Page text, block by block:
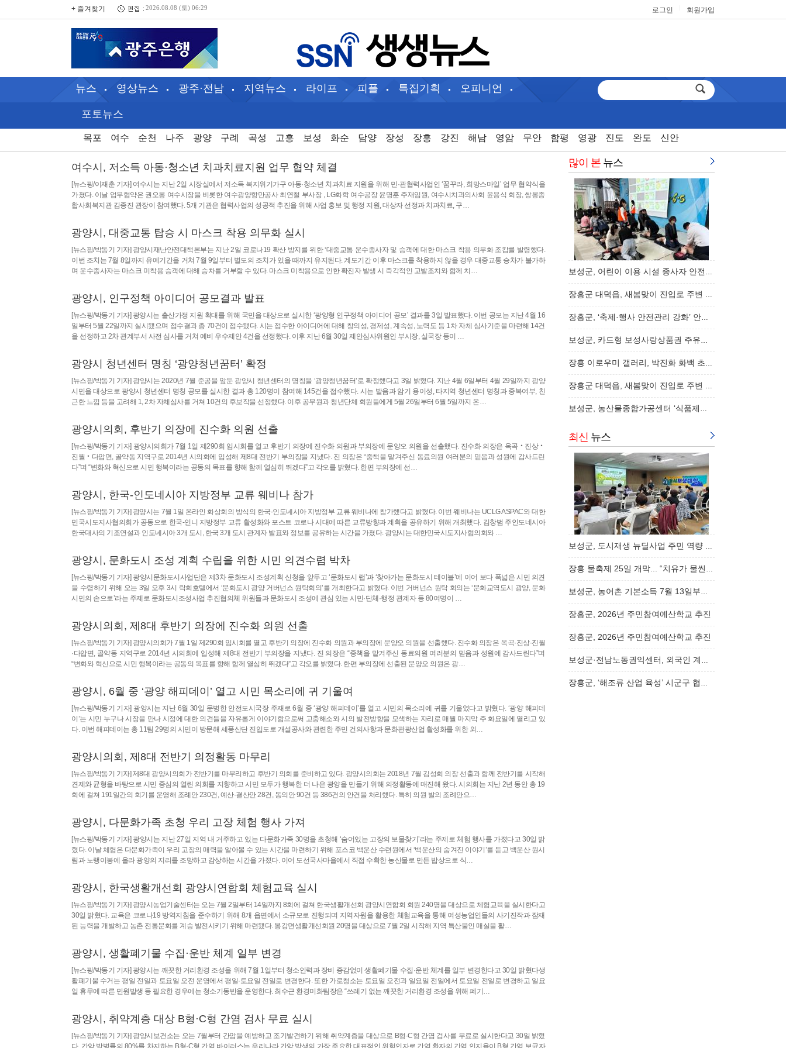
+ 즐겨찾기 2026.08.08 (토) 06:29 로그인 회원가입
뉴스 영상뉴스 광주·전남 지역뉴스 라이프 피플 특집기획 오피니언
포토뉴스
목포 여수 순천 나주 광양 구례 곡성 고흥 보성 화순 담양 장성 장흥 강진 해남 영암 무안 함평 영광 진도 완도 신안
여수시, 저소득 아동·청소년 치과치료지원 업무 협약 체결
[뉴스핑/이재춘 기자] 여수시는 지난 2일 시장실에서 저소득 복지위기가구 아동·청소년 치과치료 지원을 위해 민·관협력사업인 ‘꿈꾸라, 희망스마일’ 업무 협약식을
가졌다. 이날 업무협약은 권오봉 여수시장을 비롯한 여수광양항만공사 최연철 부사장 , LG화학 여수공장 윤명훈 주재임원, 여수시치과의사회 윤용식 회장, 쌍봉종
합사회복지관 김종진 관장이 참여했다. 5개 기관은 협력사업의 성공적 추진을 위해 사업 홍보 및 행정 지원, 대상자 선정과 치과치료, 구…
광양시, 대중교통 탑승 시 마스크 착용 의무화 실시
[뉴스핑/박동기 기자] 광양시재난안전대책본부는 지난 2일 코로나19 확산 방지를 위한 ‘대중교통 운수종사자 및 승객에 대한 마스크 착용 의무화 조캄를 발령했다.
이번 조치는 7월 8일까지 유예기간을 거쳐 7월 9일부터 별도의 조치가 있을 때까지 유지된다. 계도기간 이후 마스크를 착용하지 않을 경우 대중교통 승차가 불가하
며 운수종사자는 마스크 미착용 승객에 대해 승차를 거부할 수 있다. 마스크 미착용으로 인한 확진자 발생 시 즉각적인 고발조치와 함께 치…
광양시, 인구정책 아이디어 공모결과 발표
[뉴스핑/박동기 기자] 광양시는 출산가정 지원 확대를 위해 국민을 대상으로 실시한 ‘광양형 인구정책 아이디어 공모’ 결과를 3일 발표했다. 이번 공모는 지난 4월 16
일부터 5월 22일까지 실시됐으며 접수결과 총 70건이 접수됐다. 시는 접수한 아이디어에 대해 창의성, 경제성, 계속성, 노력도 등 1차 자체 심사기준을 마련해 14건
을 선정하고 2차 관계부서 사전 심사를 거쳐 예비 우수제안 4건을 선정했다. 이후 지난 6월 30일 제안심사위원인 부시장, 실국장 등이 …
광양시 청년센터 명칭 ‘광양청년꿈터’ 확정
[뉴스핑/박동기 기자] 광양시는 2020년 7월 준공을 앞둔 광양시 청년센터의 명칭을 ‘광양청년꿈터’로 확정했다고 3일 밝혔다. 지난 4월 6일부터 4월 29일까지 광양
시민을 대상으로 광양시 청년센터 명칭 공모를 실시한 결과 총 120명이 참여해 145건을 접수했다. 시는 발음과 암기 용이성, 타지역 청년센터 명칭과 중복여부, 친
근한 느낌 등을 고려해 1, 2차 자체심사를 거쳐 10건의 후보작을 선정했다. 이후 공무원과 청년단체 회원들에게 5월 26일부터 6월 5일까지 온…
광양시의회, 후반기 의장에 진수화 의원 선출
[뉴스핑/박동기 기자] 광양시의회가 7월 1일 제290회 임시회를 열고 후반기 의장에 진수화 의원과 부의장에 문양오 의원을 선출했다. 진수화 의장은 옥곡‧진상‧
진월‧다압면, 골약동 지역구로 2014년 시의회에 입성해 제8대 전반기 부의장을 지냈다. 진 의장은 “중책을 맡겨주신 동료의원 여러분의 믿음과 성원에 감사드린
다”며 “변화와 혁신으로 시민 행복이라는 공동의 목표를 향해 함께 열심히 뛰겠다”고 각오를 밝혔다. 한편 부의장에 선…
광양시, 한국-인도네시아 지방정부 교류 웨비나 참가
[뉴스핑/박동기 기자] 광양시는 7월 1일 온라인 화상회의 방식의 한국-인도네시아 지방정부 교류 웨비나에 참가했다고 밝혔다. 이번 웨비나는 UCLG ASPAC와 대한
민국시도지사협의회가 공동으로 한국-인니 지방정부 교류 활성화와 포스트 코로나 시대에 따른 교류방향과 계획을 공유하기 위해 개최했다. 김창범 주인도네시아
한국대사의 기조연설과 인도네시아 3개 도시, 한국 3개 도시 관계자 발표와 정보를 공유하는 시간을 가졌다. 광양시는 대한민국시도지사협의회와 …
광양시, 문화도시 조성 계획 수립을 위한 시민 의견수렴 박차
[뉴스핑/박동기 기자] 광양시문화도시사업단은 제3차 문화도시 조성계획 신청을 앞두고 ‘문화도시 랩’과 ‘찾아가는 문화도시 테이블’에 이어 보다 폭넓은 시민 의견
을 수렴하기 위해 오는 3일 오후 3시 락희호텔에서 ‘문화도시 광양 거버넌스 원탁회의’를 개최한다고 밝혔다. 이번 거버넌스 원탁 회의는 ‘문화교역도시 광양, 문화
시민의 손으로’라는 주제로 문화도시조성사업 추진협의체 위원들과 문화도시 조성에 관심 있는 시민·단체·행정 관계자 등 80여명이 …
광양시의회, 제8대 후반기 의장에 진수화 의원 선출
[뉴스핑/박동기 기자] 광양시의회가 7월 1일 제290회 임시회를 열고 후반기 의장에 진수화 의원과 부의장에 문양오 의원을 선출했다. 진수화 의장은 옥곡·진상·진월
·다압면, 골약동 지역구로 2014년 시의회에 입성해 제8대 전반기 부의장을 지냈다. 진 의장은 “중책을 맡겨주신 동료의원 여러분의 믿음과 성원에 감사드린다”며
“변화와 혁신으로 시민 행복이라는 공동의 목표를 향해 함께 열심히 뛰겠다”고 각오를 밝혔다. 한편 부의장에 선출된 문양오 의원은 광…
광양시, 6월 중 ‘광양 해피데이’ 열고 시민 목소리에 귀 기울여
[뉴스핑/박동기 기자] 광양시는 지난 6월 30일 문병한 안전도시국장 주재로 6월 중 ‘광양 해피데이’를 열고 시민의 목소리에 귀를 기울였다고 밝혔다. ‘광양 해피데
이’는 시민 누구나 시장을 만나 시정에 대한 의견들을 자유롭게 이야기함으로써 고충해소와 시의 발전방향을 모색하는 자리로 매월 마지막 주 화요일에 열리고 있
다. 이번 해피데이는 총 11팀 29명의 시민이 방문해 세풍산단 진입도로 개설공사와 관련한 주민 건의사항과 문화관광산업 활성화를 위한 외…
광양시의회, 제8대 전반기 의정활동 마무리
[뉴스핑/박동기 기자] 제8대 광양시의회가 전반기를 마무리하고 후반기 의회를 준비하고 있다. 광양시의회는 2018년 7월 김성희 의장 선출과 함께 전반기를 시작해
견제와 균형을 바탕으로 시민 중심의 열린 의회를 지향하고 시민 모두가 행복한 더 나은 광양을 만들기 위해 의정활동에 매진해 왔다. 시의회는 지난 2년 동안 총 19
회에 걸쳐 191일간의 회기를 운영해 조례안 230건, 예산·결산안 28건, 동의안 90건 등 386건의 안건을 처리했다. 특히 의원 발의 조례안으…
광양시, 다문화가족 초청 우리 고장 체험 행사 가져
[뉴스핑/박동기 기자] 광양시는 지난 27일 지역 내 거주하고 있는 다문화가족 30명을 초청해 ‘숨어있는 고장의 보물찾기’라는 주제로 체험 행사를 가졌다고 30일 밝
혔다. 이날 체험은 다문화가족이 우리 고장의 매력을 알아볼 수 있는 시간을 마련하기 위해 포스코 백운산 수련원에서 ‘백운산의 숨겨진 이야기’를 듣고 백운산 원시
림과 노랭이봉에 올라 광양의 지리를 조망하고 감상하는 시간을 가졌다. 이어 도선국사마을에서 직접 수확한 농산물로 만든 밥상으로 식…
광양시, 한국생활개선회 광양시연합회 체험교육 실시
[뉴스핑/박동기 기자] 광양시농업기술센터는 오는 7월 2일부터 14일까지 8회에 걸쳐 한국생활개선회 광양시연합회 회원 240명을 대상으로 체험교육을 실시한다고
30일 밝혔다. 교육은 코로나19 방역지침을 준수하기 위해 8개 읍면에서 소규모로 진행되며 지역자원을 활용한 체험교육을 통해 여성농업인들의 사기진작과 잠재
된 능력을 개발하고 농촌 전통문화를 계승 발전시키기 위해 마련됐다. 봉강면생활개선회원 20명을 대상으로 7월 2일 시작해 지역 특산물인 매실을 활…
광양시, 생활폐기물 수집·운반 체계 일부 변경
[뉴스핑/박동기 기자] 광양시는 깨끗한 거리환경 조성을 위해 7월 1일부터 청소인력과 장비 증감없이 생활폐기물 수집·운반 체계를 일부 변경한다고 30일 밝혔다생
활폐기물 수거는 평일 전일과 토요일 오전 운영에서 평일·토요일 전일로 변경한다. 또한 가로청소는 토요일 오전과 일요일 전일에서 토요일 전일로 변경하고 일요
일 휴무에 따른 민원발생 등 필요한 경우에는 청소기동반을 운영한다. 최수근 환경미화팀장은 “쓰레기 없는 깨끗한 거리환경 조성을 위해 폐기…
광양시, 취약계층 대상 B형·C형 간염 검사 무료 실시
[뉴스핑/박동기 기자] 광양시보건소는 오는 7월부터 간암을 예방하고 조기발견하기 위해 취약계층을 대상으로 B형·C형 간염 검사를 무료로 실시한다고 30일 밝혔
다. 간암 발병률의 80%를 차지하는 B형·C형 간염 바이러스는 우리나라 간암 발생의 가장 주요한 대표적인 위험인자로 간염 환자의 간염 인지율이 B형 간염 보균자
많이 본 뉴스
보성군, 어린이 이용 시설 종사자 안전교육 실시…
장흥군 대덕읍, 새봄맞이 진입로 주변 환경정비…
장흥군, ‘축제·행사 안전관리 강화’ 안전관리…
보성군, 카드형 보성사랑상품권 주유소 특별 할…
장흥 이로우미 갤러리, 박진화 화백 초대전 ‘심…
장흥군 대덕읍, 새봄맞이 진입로 주변 환경정비…
보성군, 농산물종합가공센터 ‘식품제조형 공유…
최신 뉴스
보성군, 도시재생 뉴딜사업 주민 역량 강화 교육…
장흥 물축제 25일 개막... “치유가 물씬, 여름…
보성군, 농어촌 기본소득 7월 13일부터 신청 ……
장흥군, 2026년 주민참여예산학교 추진
장흥군, 2026년 주민참여예산학교 추진
보성군·전남노동권익센터, 외국인 계절근로자 …
장흥군, ‘해조류 산업 육성’ 시군구 협업프로…